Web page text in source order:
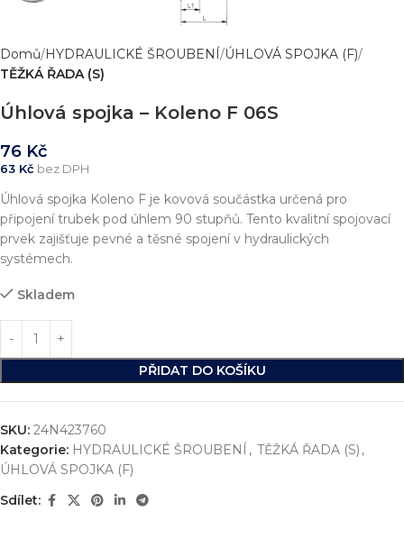
Domů HYDRAULICKÉ ŠROUBENÍ ÚHLOVÁ SPOJKA (F)
TĚŽKÁ ŘADA (S)
Úhlová spojka – Koleno F 06S
76 Kč
63 Kč bez DPH
Úhlová spojka Koleno F je kovová součástka určená pro
připojení trubek pod úhlem 90 stupňů. Tento kvalitní spojovací
prvek zajišťuje pevné a těsné spojení v hydraulických
systémech.
Skladem
PŘIDAT DO KOŠÍKU
SKU: 24N423760
Kategorie: HYDRAULICKÉ ŠROUBENÍ , TĚŽKÁ ŘADA (S) ,
ÚHLOVÁ SPOJKA (F)
Sdílet: